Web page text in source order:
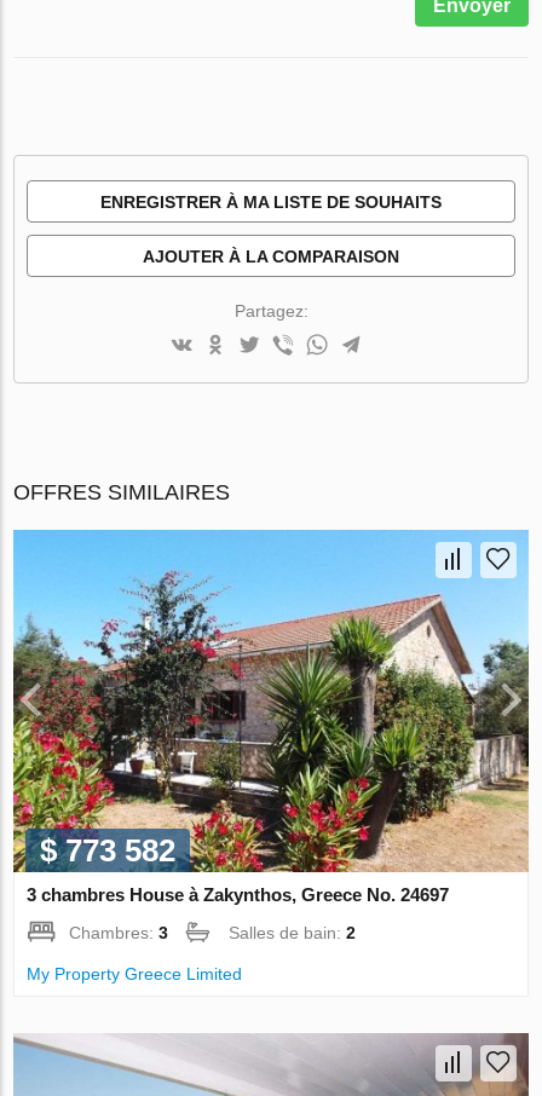
Envoyer
ENREGISTRER À MA LISTE DE SOUHAITS
AJOUTER À LA COMPARAISON
Partagez:
OFFRES SIMILAIRES
$ 773 582
3 chambres House à Zakynthos, Greece No. 24697
Chambres:3 Salles de bain:2
My Property Greece Limited